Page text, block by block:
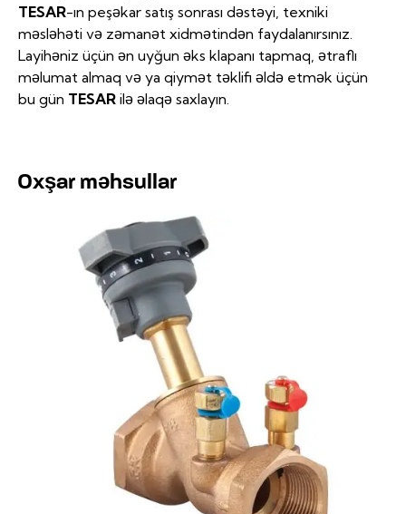
TESAR-ın peşəkar satış sonrası dəstəyi, texniki
məsləhəti və zəmanət xidmətindən faydalanırsınız.
Layihəniz üçün ən uyğun əks klapanı tapmaq, ətraflı
məlumat almaq və ya qiymət təklifi əldə etmək üçün
bu gün TESAR ilə əlaqə saxlayın.
Oxşar məhsullar